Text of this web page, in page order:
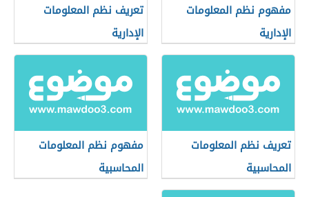
مفهوم نظم المعلومات
الإدارية
تعريف نظم المعلومات
الإدارية
تعريف نظم المعلومات
المحاسبية
مفهوم نظم المعلومات
المحاسبية